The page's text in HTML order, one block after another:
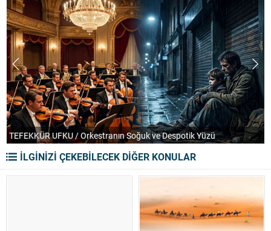
TEFEKKÜR UFKU / Orkestranın Soğuk ve Despotik Yüzü
İLGİNİZİ ÇEKEBİLECEK DİĞER KONULAR